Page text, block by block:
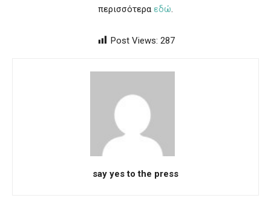
περισσότερα εδώ.
Post Views: 287
say yes to the press